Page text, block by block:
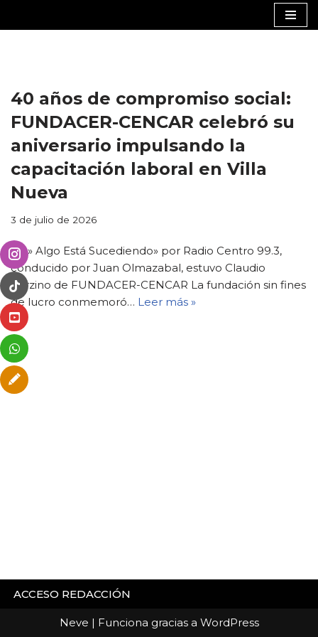
40 años de compromiso social:
FUNDACER-CENCAR celebró su
aniversario impulsando la
capacitación laboral en Villa
Nueva
3 de julio de 2026
En » Algo Está Sucediendo» por Radio Centro 99.3,
conducido por Juan Olmazabal, estuvo Claudio
Garzino de FUNDACER-CENCAR La fundación sin fines
de lucro conmemoró… Leer más »
ACCESO REDACCIÓN
Neve | Funciona gracias a WordPress